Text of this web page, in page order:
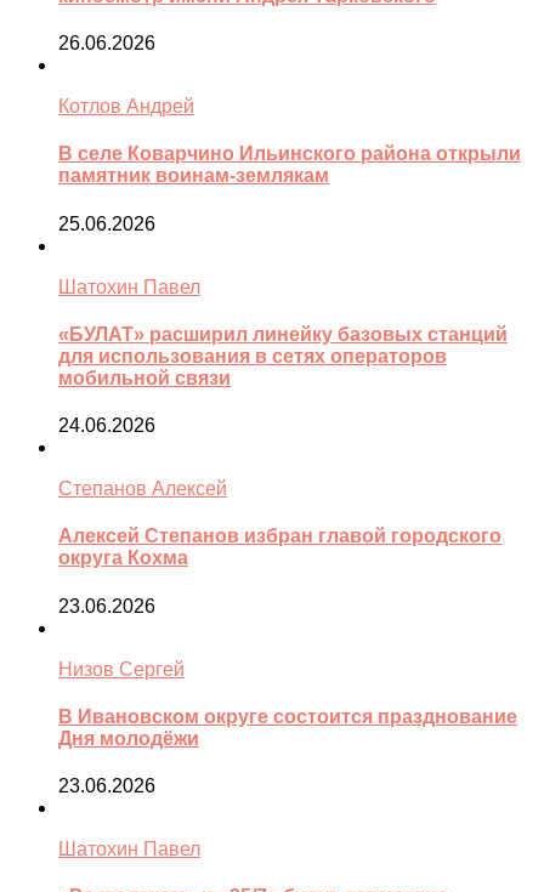
26.06.2026
Котлов Андрей
В селе Коварчино Ильинского района открыли
памятник воинам-землякам
25.06.2026
Шатохин Павел
«БУЛАТ» расширил линейку базовых станций
для использования в сетях операторов
мобильной связи
24.06.2026
Степанов Алексей
Алексей Степанов избран главой городского
округа Кохма
23.06.2026
Низов Сергей
В Ивановском округе состоится празднование
Дня молодёжи
23.06.2026
Шатохин Павел